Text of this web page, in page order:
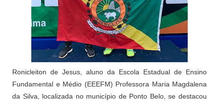
Ronicleiton de Jesus, aluno da Escola Estadual de Ensino
Fundamental e Médio (EEEFM) Professora Maria Magdalena
da Silva, localizada no município de Ponto Belo, se destacou